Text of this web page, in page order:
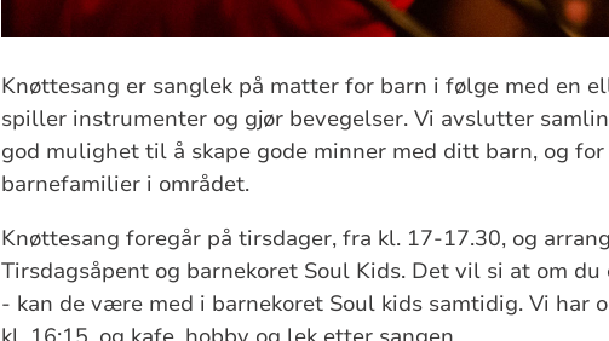
Knøttesang er sanglek på matter for barn i følge med en
spiller instrumenter og gjør bevegelser. Vi avslutter
god mulighet til å skape gode minner med ditt barn, og
barnefamilier i området.
Knøttesang foregår på tirsdager, fra kl. 17-17.30, og
Tirsdagsåpent og barnekoret Soul Kids. Det vil si at om
- kan de være med i barnekoret Soul kids samtidig. Vi har